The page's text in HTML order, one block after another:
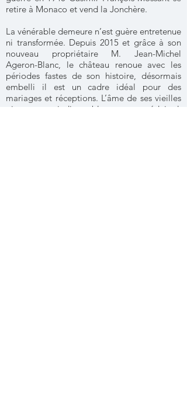
retire à Monaco et vend la Jonchère.
La vénérable demeure n’est guère entretenue
ni transformée. Depuis 2015 et grâce à son
nouveau propriétaire M. Jean-Michel
Ageron-Blanc, le château renoue avec les
périodes fastes de son histoire, désormais
embelli il est un cadre idéal pour des
mariages et réceptions. L’âme de ses vieilles
pierres saura indiscutablement vous séduire !